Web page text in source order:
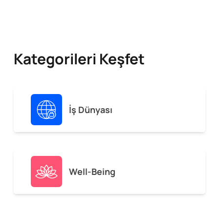
Kategorileri Keşfet
İş Dünyası
Well-Being